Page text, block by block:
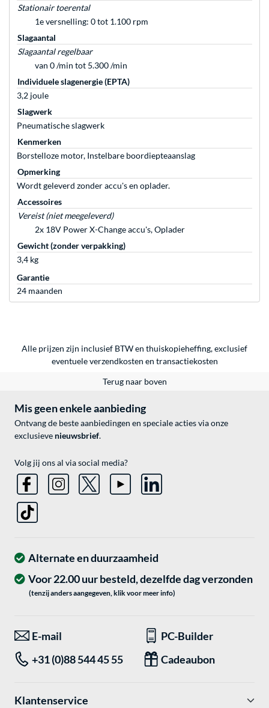
Stationair toerental
1e versnelling: 0 tot 1.100 rpm
Slagaantal
Slagaantal regelbaar
van 0 /min tot 5.300 /min
Individuele slagenergie (EPTA)
3,2 joule
Slagwerk
Pneumatische slagwerk
Kenmerken
Borstelloze motor, Instelbare boordiepteaanslag
Opmerking
Wordt geleverd zonder accu's en oplader.
Accessoires
Vereist (niet meegeleverd)
2x 18V Power X-Change accu's, Oplader
Gewicht (zonder verpakking)
3,4 kg
Garantie
24 maanden
Alle prijzen zijn inclusief BTW en thuiskopieheffing, exclusief
eventueleverzendkosten en transactiekosten
Terug naar boven
Mis geen enkele aanbieding
Ontvang de beste aanbiedingen en speciale acties via onze
exclusieve nieuwsbrief.
Volg jij ons al via social media?
Alternate en duurzaamheid
Voor 22.00 uur besteld, dezelfde dag verzonden
(tenzij anders aangegeven, klik voor meer info)
E-mail
PC-Builder
+31 (0)88 544 45 55
Cadeaubon
Klantenservice